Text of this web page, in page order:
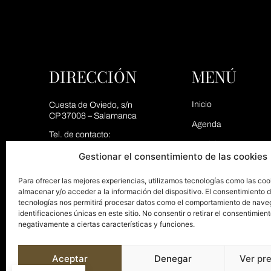
Gestionar el consentimiento de las cookies
Para ofrecer las mejores experiencias, utilizamos tecnologías como las
almacenar y/o acceder a la información del dispositivo. El consentimiento
tecnologías nos permitirá procesar datos como el comportamiento de
identificaciones únicas en este sitio. No consentir o retirar el
negativamente a ciertas características y funciones.
Aceptar Denegar Ver
DIRECCIÓN
Cuesta de Oviedo, s/n
CP 37008 – Salamanca
Tel. de contacto:
MENÚ
Inicio
Agenda
Espacios
Blog
Contacto